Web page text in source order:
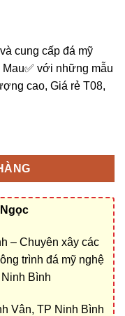
cung cấp đá mỹ
với những mẫu
cao, Giá rẻ T08,
rẻ đẹp số lượng
– Chuyên xây các
trình đá mỹ nghệ
Bình
Vân, TP Ninh Bình